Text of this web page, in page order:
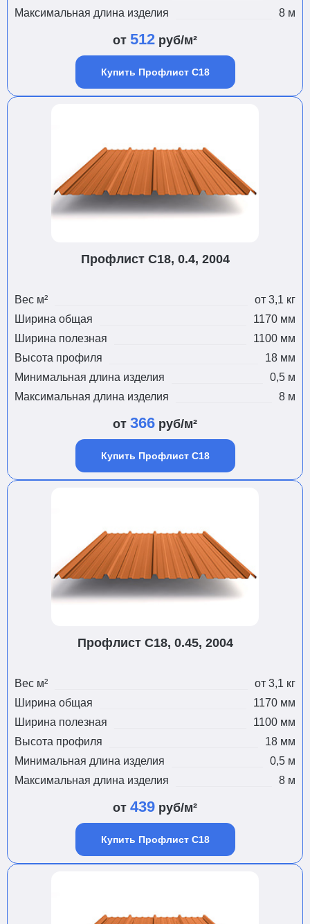
Максимальная длина изделия
8 м
от 512 руб/м²
Купить Профлист С18
Профлист С18, 0.4, 2004
Вес м²
от 3,1 кг
Ширина общая
1170 мм
Ширина полезная
1100 мм
Высота профиля
18 мм
Минимальная длина изделия
0,5 м
Максимальная длина изделия
8 м
от 366 руб/м²
Купить Профлист С18
Профлист С18, 0.45, 2004
Вес м²
от 3,1 кг
Ширина общая
1170 мм
Ширина полезная
1100 мм
Высота профиля
18 мм
Минимальная длина изделия
0,5 м
Максимальная длина изделия
8 м
от 439 руб/м²
Купить Профлист С18